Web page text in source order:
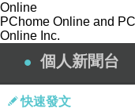
Online
PChome Online and
Online Inc.
個人新聞台
快速發文